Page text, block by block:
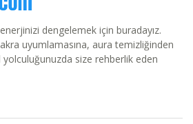
dengelemek için buradayız.
uyumlamasına, aura temizliğinden
size rehberlik eden